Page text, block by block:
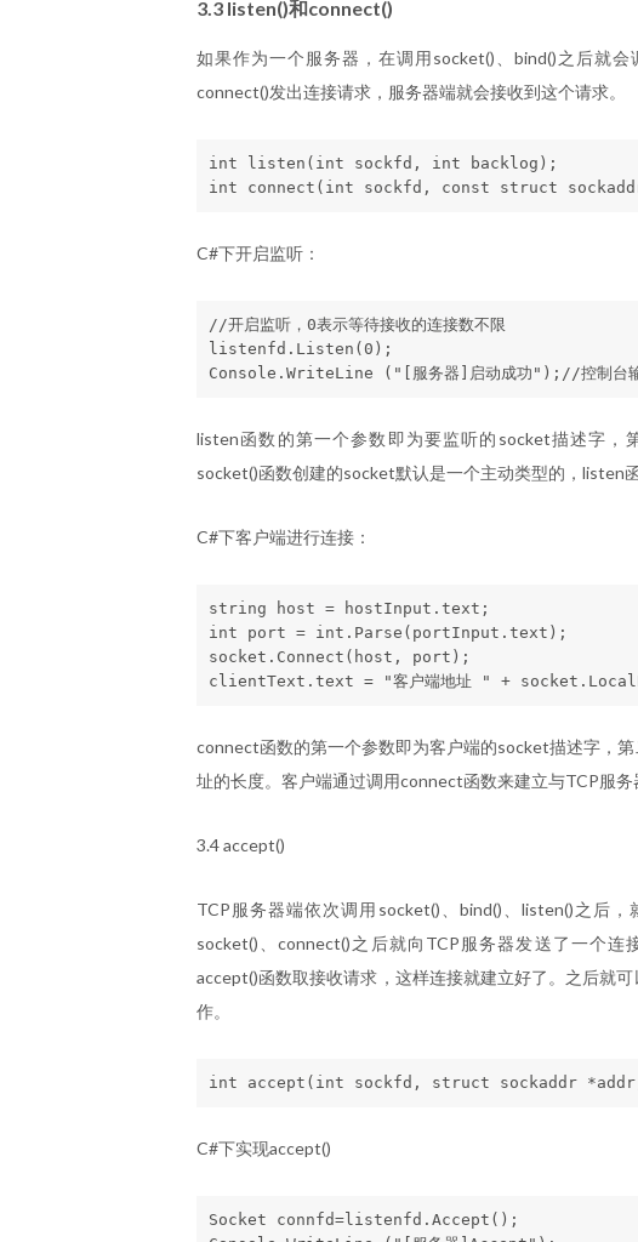
3.3 listen()和connect()
如果作为一个服务器，在调用socket()、bind()之后就
connect()发出连接请求，服务器端就会接收到这个请求。
int listen(int sockfd, int backlog);
C#下开启监听：
//开启监听，0表示等待接收的连接数不限
listenfd.Listen(0);
listen函数的第一个参数即为要监听的socket描述字，
socket()函数创建的socket默认是一个主动类型的，listen
C#下客户端进行连接：
string host = hostInput.text;
int port = int.Parse(portInput.text);
socket.Connect(host, port);
connect函数的第一个参数即为客户端的socket描述字，
址的长度。客户端通过调用connect函数来建立与TCP服务
3.4 accept()
TCP服务器端依次调用socket()、bind()、listen()之后
socket()、connect()之后就向TCP服务器发送了一个
accept()函数取接收请求，这样连接就建立好了。之后就
作。
C#下实现accept()
Socket connfd=listenfd.Accept();